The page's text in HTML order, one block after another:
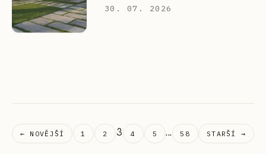
30. 07. 2026
← NOVĚJŠÍ 1 2 3 4 5 ... 58 STARŠÍ →